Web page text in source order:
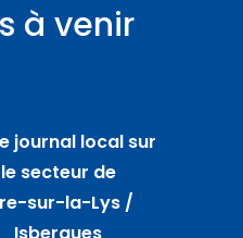
à venir
août
Atelier nœuds de
marinier – AIRE
journal local sur
le secteur de
sur-la-Lys /